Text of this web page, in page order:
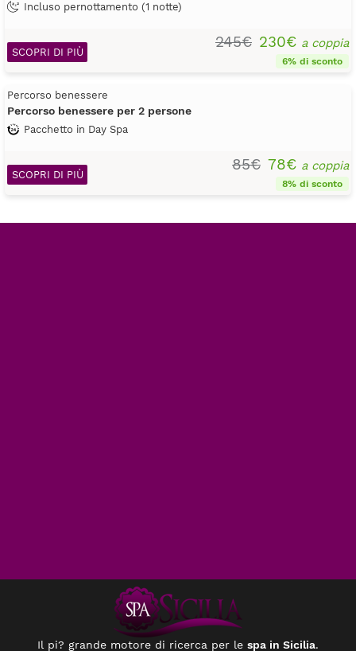
Incluso pernottamento (1 notte)
245€ 230€ a coppia
6% di sconto
SCOPRI DI PIÙ
Percorso benessere
Percorso benessere per 2 persone
Pacchetto in Day Spa
85€ 78€ a coppia
8% di sconto
SCOPRI DI PIÙ
Il pi? grande motore di ricerca per le spa in Sicilia.